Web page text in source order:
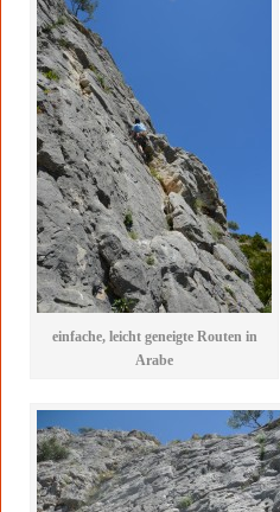
einfache, leicht geneigte Routen in
Arabe